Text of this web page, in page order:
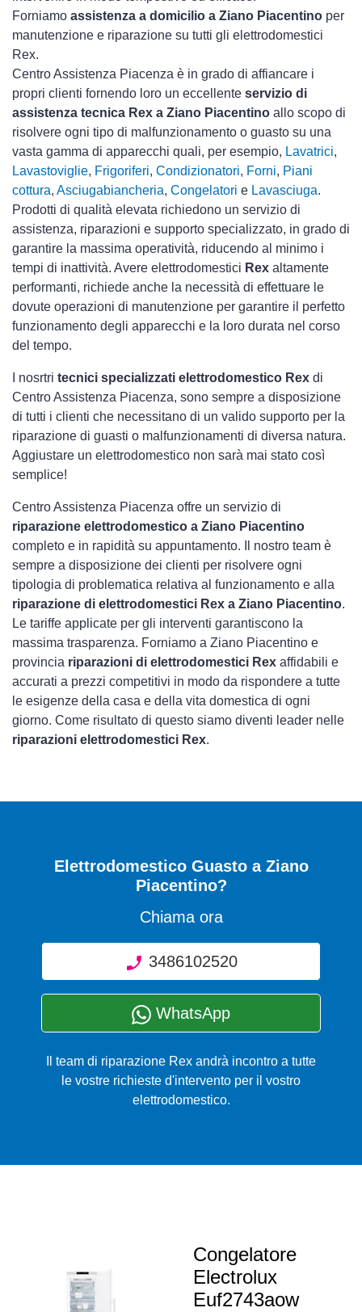
Forniamo assistenza a domicilio a Ziano Piacentino per
manutenzione e riparazione su tutti gli elettrodomestici
Rex.
Centro Assistenza Piacenza è in grado di affiancare i
propri clienti fornendo loro un eccellente servizio di
assistenza tecnica Rex a Ziano Piacentino allo scopo di
risolvere ogni tipo di malfunzionamento o guasto su una
vasta gamma di apparecchi quali, per esempio, Lavatrici,
Lavastoviglie, Frigoriferi, Condizionatori, Forni, Piani
cottura, Asciugabiancheria, Congelatori e Lavasciuga.
Prodotti di qualità elevata richiedono un servizio di
assistenza, riparazioni e supporto specializzato, in grado di
garantire la massima operatività, riducendo al minimo i
tempi di inattività. Avere elettrodomestici Rex altamente
performanti, richiede anche la necessità di effettuare le
dovute operazioni di manutenzione per garantire il perfetto
funzionamento degli apparecchi e la loro durata nel corso
del tempo.
I nosrtri tecnici specializzati elettrodomestico Rex di
Centro Assistenza Piacenza, sono sempre a disposizione
di tutti i clienti che necessitano di un valido supporto per la
riparazione di guasti o malfunzionamenti di diversa natura.
Aggiustare un elettrodomestico non sarà mai stato così
semplice!
Centro Assistenza Piacenza offre un servizio di
riparazione elettrodomestico a Ziano Piacentino
completo e in rapidità su appuntamento. Il nostro team è
sempre a disposizione dei clienti per risolvere ogni
tipologia di problematica relativa al funzionamento e alla
riparazione di elettrodomestici Rex a Ziano Piacentino.
Le tariffe applicate per gli interventi garantiscono la
massima trasparenza. Forniamo a Ziano Piacentino e
provincia riparazioni di elettrodomestici Rex affidabili e
accurati a prezzi competitivi in modo da rispondere a tutte
le esigenze della casa e della vita domestica di ogni
giorno. Come risultato di questo siamo diventi leader nelle
riparazioni elettrodomestici Rex.
Elettrodomestico Guastoa Ziano
Piacentino?
Chiama ora
3486102520
WhatsApp
Il team di riparazione Rex andrà incontro a tutte
le vostre richieste d'intervento per il vostro
elettrodomestico.
Congelatore
Electrolux
Euf2743aow